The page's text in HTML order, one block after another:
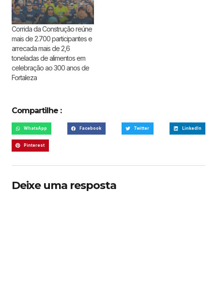
Corrida da Construção reúne
mais de 2.700 participantes e
arrecada mais de 2,6
toneladas de alimentos em
celebração ao 300 anos de
Fortaleza
Compartilhe :
WhatsApp Facebook Twitter LinkedIn
Pinterest
Deixe uma resposta